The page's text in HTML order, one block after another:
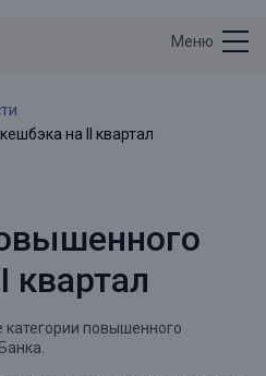
Меню
на II квартал
квартал
повышенного